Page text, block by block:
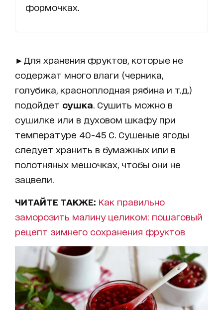
формочках.
►Для хранения фруктов, которые не
содержат много влаги (черника,
голубика, красноплодная рябина и т.д.)
подойдет сушка . Сушить можно в
сушилке или в духовом шкафу при
температуре 40-45 С. Сушеные ягоды
следует хранить в бумажных или в
полотняных мешочках, чтобы они не
зацвели.
ЧИТАЙТЕ ТАКЖЕ: Как правильно
заморозить малину целиком: пошаговый
рецепт зимнего сохранения фруктов